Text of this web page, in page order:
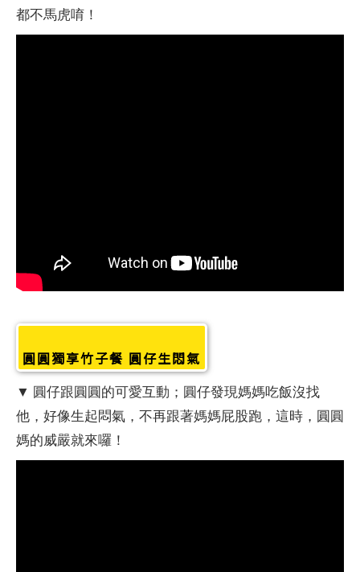
都不馬虎唷！
圓圓獨享竹子餐 圓仔生悶氣
▼ 圓仔跟圓圓的可愛互動；圓仔發現媽媽吃飯沒找
他，好像生起悶氣，不再跟著媽媽屁股跑，這時，圓圓
媽的威嚴就來囉！